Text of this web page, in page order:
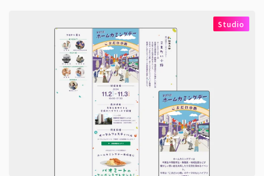
Studio